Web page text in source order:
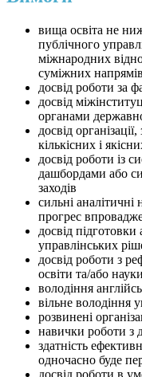
вища освіта не
публічного
міжнародних
суміжних напрямів
досвід роботи за
досвід
органами
досвід
кількісних і
досвід роботи із
дашбордами або
заходів
сильні аналітичні
прогрес
досвід
управлінських
досвід роботи з
освіти та/або науки
володіння
вільне володіння
розвинені
навички роботи з
здатність
одночасно буде